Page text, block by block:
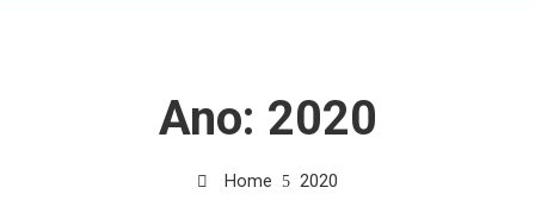
Ano: 2020
Home 2020